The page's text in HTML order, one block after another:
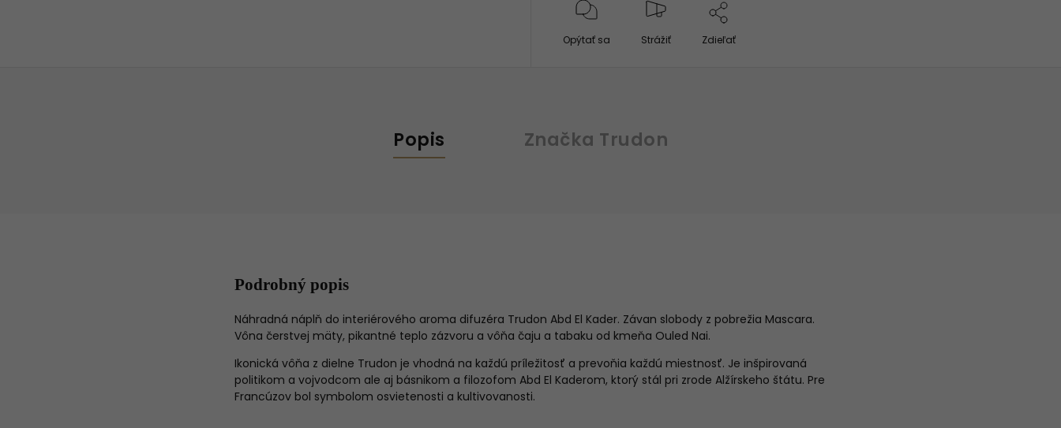
Opýtať sa Strážiť Zdieľať
Popis Značka Trudon
Podrobný popis
Náhradná náplň do interiérového aroma difuzéra Trudon Abd El Kader. Závan slobody z pobrežia Mascara.
Vôna čerstvej mäty, pikantné teplo zázvoru a vôňa čaju a tabaku od kmeňa Ouled Nai.
Ikonická vôňa z dielne Trudon je vhodná na každú príležitosť a prevoňia každú miestnosť. Je inšpirovaná
politikom a vojvodcom ale aj básnikom a filozofom Abd El Kaderom, ktorý stál pri zrode Alžírskeho štátu. Pre
Francúzov bol symbolom osvietenosti a kultivovanosti.